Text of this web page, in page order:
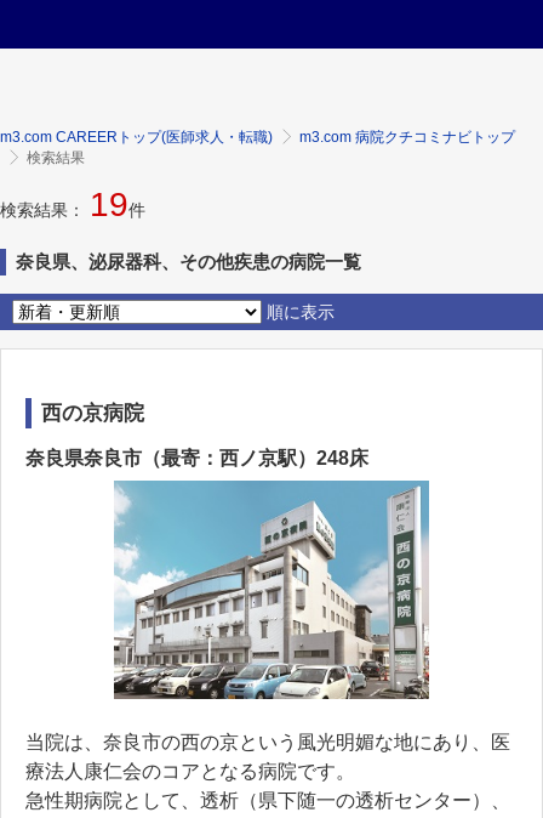
m3.com CAREERトップ(医師求人・転職)
m3.com 病院クチコミナビトップ
検索結果
検索結果： 19件
奈良県、泌尿器科、その他疾患の病院一覧
順に表示
西の京病院
奈良県奈良市（最寄：西ノ京駅）248床
当院は、奈良市の西の京という風光明媚な地にあり、医
療法人康仁会のコアとなる病院です。
急性期病院として、透析（県下随一の透析センター）、